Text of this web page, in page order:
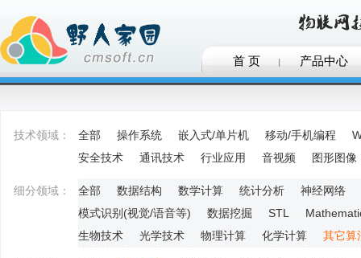
首 页 产品中心
技术领域： 全部 操作系统 嵌入式/单片机 移动/手机编程
安全技术
通讯技术 行业应用 音视频 图形图像
细分领域： 全部 数据结构 数学计算 统计分析
神经网络
模式识别(视觉/语音等)
数据挖掘 STL
生物技术
光学技术 物理计算 化学计算 其它算